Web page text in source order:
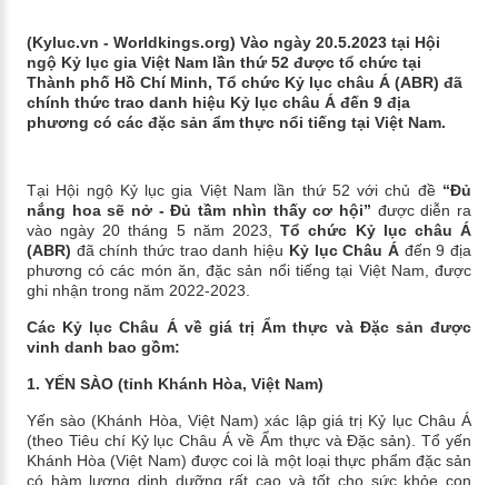
(Kyluc.vn - Worldkings.org) Vào ngày 20.5.2023 tại Hội
ngộ Kỷ lục gia Việt Nam lần thứ 52 được tổ chức tại
Thành phố Hồ Chí Minh, Tổ chức Kỷ lục châu Á (ABR) đã
chính thức trao danh hiệu Kỷ lục châu Á đến 9 địa
phương có các đặc sản ẩm thực nổi tiếng tại Việt Nam.
Tại Hội ngộ Kỷ lục gia Việt Nam lần thứ 52 với chủ đề “Đủ
nắng hoa sẽ nở - Đủ tầm nhìn thấy cơ hội” được diễn ra
vào ngày 20 tháng 5 năm 2023,Tổ chức Kỷ lục châu Á
(ABR) đã chính thức trao danh hiệu Kỷ lục Châu Áđến 9 địa
phương có các món ăn, đặc sản nổi tiếng tại Việt Nam, được
ghi nhận trong năm 2022-2023.
Các Kỷ lục Châu Á về giá trị Ẩm thực và Đặc sản được
vinh danh bao gồm:
1. YẾN SÀO (tỉnh Khánh Hòa, Việt Nam)
Yến sào (Khánh Hòa, Việt Nam) xác lập giá trị Kỷ lục Châu Á
(theo Tiêu chí Kỷ lục Châu Á về Ẩm thực và Đặc sản). Tổ yến
Khánh Hòa (Việt Nam) được coi là một loại thực phẩm đặc sản
có hàm lượng dinh dưỡng rất cao và tốt cho sức khỏe con